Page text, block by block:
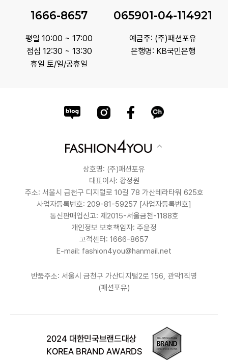
1666-8657
평일 10:00 ~ 17:00
점심 12:30 ~ 13:30
휴일 토/일/공휴일
065901-04-114921
예금주: (주)패션포유
은행명: KB국민은행
상호명: (주)패션포유
대표이사: 황정원
주소: 서울시 금천구 디지털로 10길 78 가산테라타워 625호
사업자등록번호: 209-81-59257 [사업자등록번호]
통신판매업신고: 제2015-서울금천-1188호
개인정보 보호책임자: 주윤정
고객센터: 1666-8657
E-mail: fashion4you@hanmail.net
반품주소: 서울시 금천구 가산디지털2로 156, 관악1직영
(패션포유)